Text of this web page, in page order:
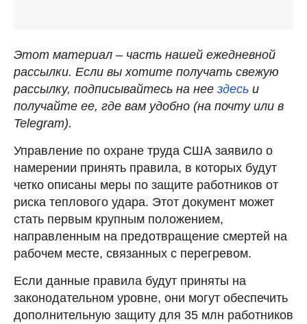
Этот материал – часть нашей ежедневной
рассылки. Если вы хотите получать свежую
рассылку, подписывайтесь на нее здесь и
получайте ее, где вам удобно (на почту или в
Telegram).
Управление по охране труда США заявило о
намерении принять правила, в которых будут
четко описаны меры по защите работников от
риска теплового удара. Этот документ может
стать первым крупным положением,
направленным на предотвращение смертей на
рабочем месте, связанных с перегревом.
Если данные правила будут приняты на
законодательном уровне, они могут обеспечить
дополнительную защиту для 35 млн работников